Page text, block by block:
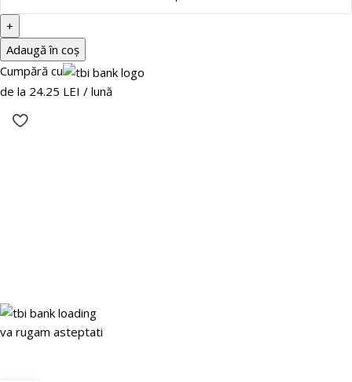
Adaugă în coș
Cumpără cu
de la 24.25 LEI / lună
va rugam asteptati